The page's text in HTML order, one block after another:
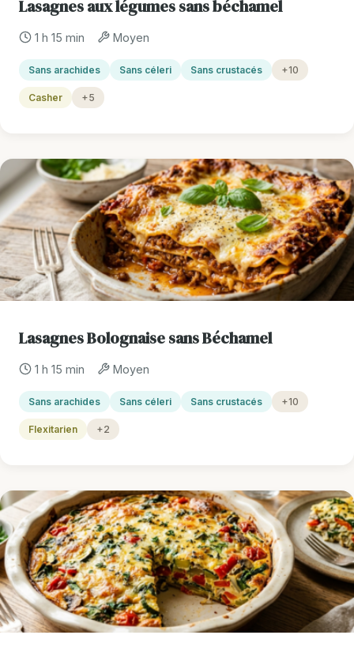
Lasagnes aux légumes sans béchamel
1 h 15 min Moyen
Sans arachides Sans céleri Sans crustacés +10
Casher +5
Lasagnes Bolognaise sans Béchamel
1 h 15 min Moyen
Sans arachides Sans céleri Sans crustacés +10
Flexitarien +2